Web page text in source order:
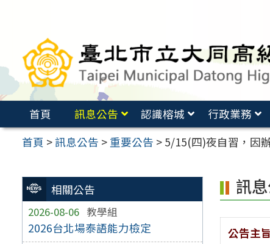
要
容
首頁 訊息公告 認識榕城 行政業務
首頁 >訊息公告 > 重要公告 > 5/15(四)夜自習，因
相關公告
2026-08-06 教學組
2026台北場泰語能力檢定
訊
公告主旨